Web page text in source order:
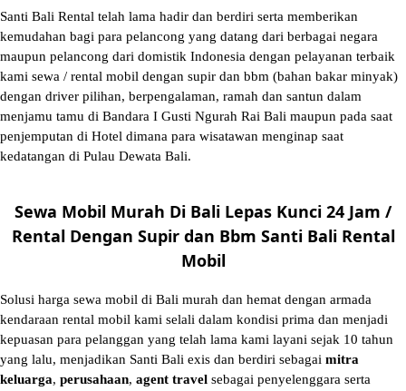
Santi Bali Rental telah lama hadir dan berdiri serta memberikan
kemudahan bagi para pelancong yang datang dari berbagai negara
maupun pelancong dari domistik Indonesia dengan pelayanan terbaik
kami sewa / rental mobil dengan supir dan bbm (bahan bakar minyak)
dengan driver pilihan, berpengalaman, ramah dan santun dalam
menjamu tamu di Bandara I Gusti Ngurah Rai Bali maupun pada saat
penjemputan di Hotel dimana para wisatawan menginap saat
kedatangan di Pulau Dewata Bali.
Sewa Mobil Murah Di Bali Lepas Kunci 24 Jam /
Rental Dengan Supir dan Bbm Santi Bali Rental
Mobil
Solusi harga sewa mobil di Bali murah dan hemat dengan armada
kendaraan rental mobil kami selali dalam kondisi prima dan menjadi
kepuasan para pelanggan yang telah lama kami layani sejak 10 tahun
yang lalu, menjadikan Santi Bali exis dan berdiri sebagai mitra
keluarga, perusahaan, agent travel sebagai penyelenggara serta